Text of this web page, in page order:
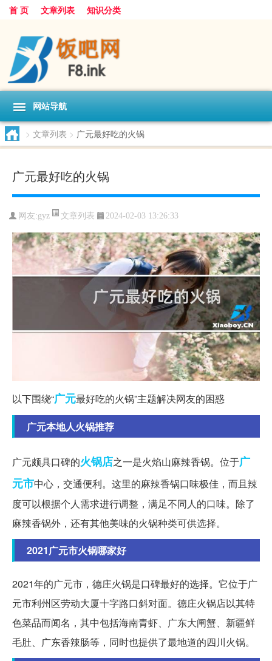
首 页 文章列表 知识分类
网站导航
> 文章列表 > 广元最好吃的火锅
广元最好吃的火锅
网友:gyz 文章列表 2024-02-03 13:26:33
以下围绕“广元最好吃的火锅”主题解决网友的困惑
广元本地人火锅推荐
广元颇具口碑的火锅店之一是火焰山麻辣香锅。位于广
元市中心，交通便利。这里的麻辣香锅口味极佳，而且辣
度可以根据个人需求进行调整，满足不同人的口味。除了
麻辣香锅外，还有其他美味的火锅种类可供选择。
2021广元市火锅哪家好
2021年的广元市，德庄火锅是口碑最好的选择。它位于广
元市利州区劳动大厦十字路口斜对面。德庄火锅店以其特
色菜品而闻名，其中包括海南青虾、广东大闸蟹、新疆鲜
毛肚、广东香辣肠等，同时也提供了最地道的四川火锅。